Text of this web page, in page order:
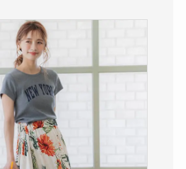
気？安く買う方法も
解説！
THE STEM CELL フ
ェイスマスクが安い
理由は？3つの理由と
口コミ・評判を紹
介！